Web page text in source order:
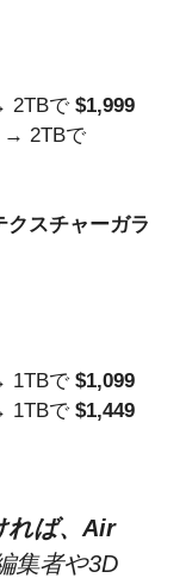
2TBで $1,999
→ 2TBで
クスチャーガラ
1TBで $1,099
1TBで $1,449
れば、Air
集者や3D